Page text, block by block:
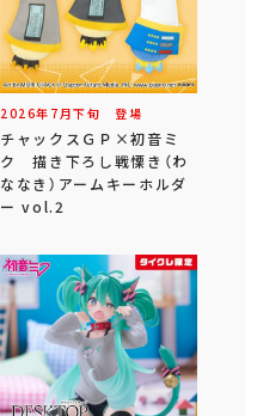
2026年 7 月下旬 登場
チャックスＧＰ×初音ミ
ク 描き下ろし戦慄き（わ
ななき）アームキーホルダ
ー vol.2